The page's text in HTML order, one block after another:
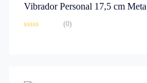
Vibrador Personal 17,5 cm Meta
(0)